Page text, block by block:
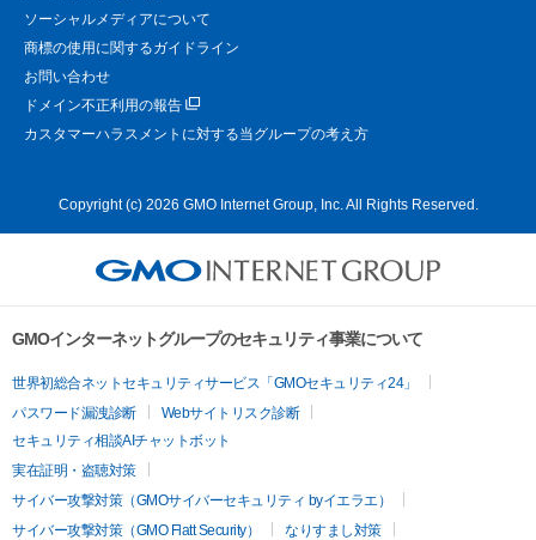
ソーシャルメディアについて
商標の使用に関するガイドライン
お問い合わせ
ドメイン不正利用の報告
カスタマーハラスメントに対する当グループの考え方
Copyright (c) 2026 GMO Internet Group, Inc. All Rights Reserved.
GMOインターネットグループのセキュリティ事業について
世界初総合ネットセキュリティサービス「GMOセキュリティ24」
パスワード漏洩診断
Webサイトリスク診断
セキュリティ相談AIチャットボット
実在証明・盗聴対策
サイバー攻撃対策（GMOサイバーセキュリティ byイエラエ）
サイバー攻撃対策（GMO Flatt Security）
なりすまし対策